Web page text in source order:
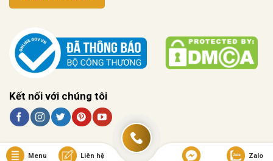
Kết nối với chúng tôi
Menu Liên hệ Zalo